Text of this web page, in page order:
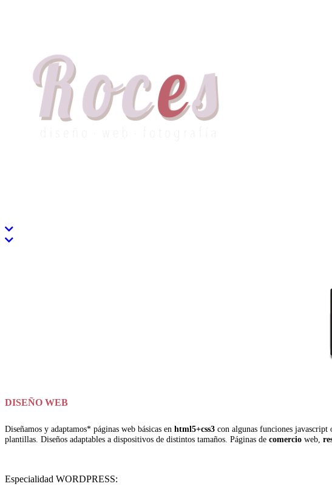
DISEÑO WEB
Diseñamos y adaptamos* páginas web básicas en html5+css3 con algunas funciones
plantillas. Diseños adaptables a dispositivos de distintos tamaños. Páginas de comercio web,
Especialidad WORDPRESS: